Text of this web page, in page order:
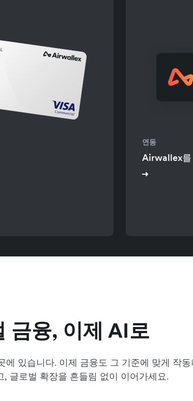
연동
Airwallex를
금융, 이제 AI로
있습니다. 이제 금융도 그 기준에 맞게 작
, 글로벌 확장을 흔들림 없이 이어가세요.